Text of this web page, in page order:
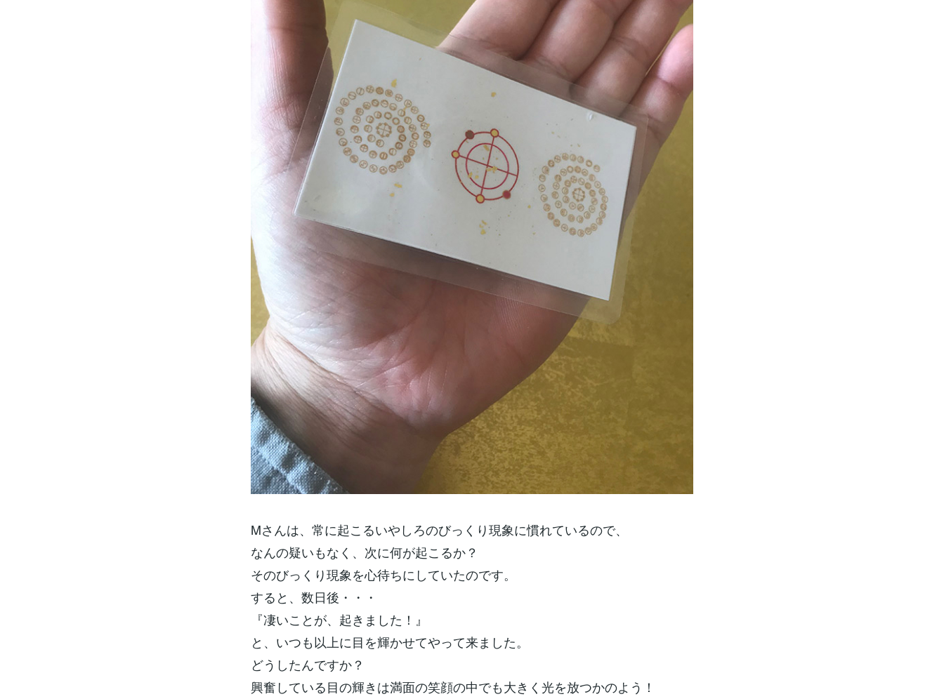
Mさんは、常に起こるいやしろのびっくり現象に慣れているので、
なんの疑いもなく、次に何が起こるか？
そのびっくり現象を心待ちにしていたのです。
すると、数日後・・・
『凄いことが、起きました！』
と、いつも以上に目を輝かせてやって来ました。
どうしたんですか？
興奮している目の輝きは満面の笑顔の中でも大きく光を放つかのよう！